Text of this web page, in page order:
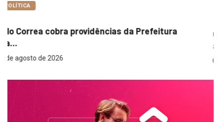
Garimpo Day reúne brechós, gastronomia e
7 de agosto de 2026